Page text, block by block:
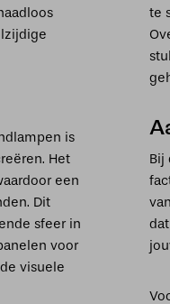
is
Het
een
Dit
sfeer in
voor
visuele
te
Bij